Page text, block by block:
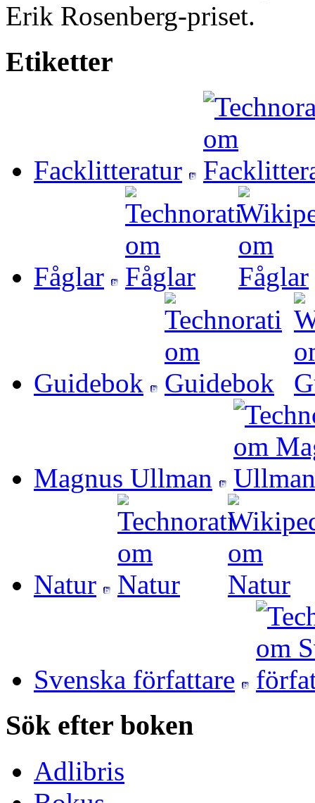
Erik Rosenberg-priset.
Etiketter
Facklitteratur
Fåglar
Guidebok
Magnus Ullman
Natur
Svenska författare
Sök efter boken
Adlibris